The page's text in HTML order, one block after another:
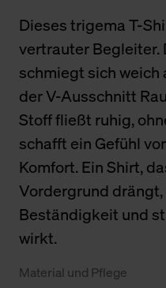
Dieses trigema T-
vertrauter Begleiter.
schmiegt sich weich
der V-Ausschnitt
Stoff fließt ruhig,
schafft ein Gefühl
Komfort. Ein Shirt,
Vordergrund
Beständigkeit und
wirkt.
Material und Pflege